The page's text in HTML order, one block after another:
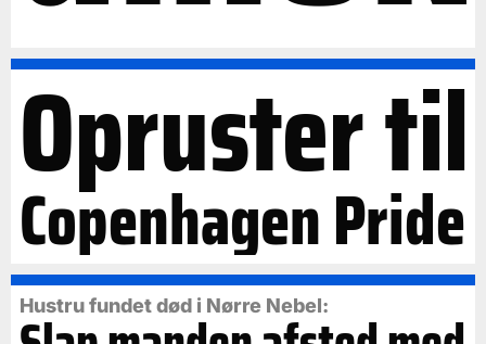
Opruster til
Copenhagen Pride
Hustru fundet død i Nørre Nebel: